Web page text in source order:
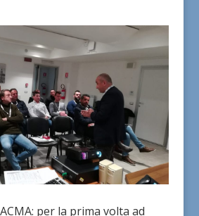
per la prima volta ad